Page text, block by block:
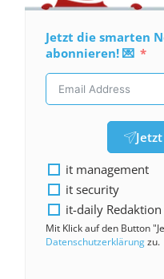
Jetzt die smarten
abonnieren! 💌
it management
it security
it-daily Redaktion
Mit Klick auf den Button
Datenschutzerklärungzu.